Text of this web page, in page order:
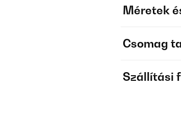
Méretek
Csomag
Szállítási